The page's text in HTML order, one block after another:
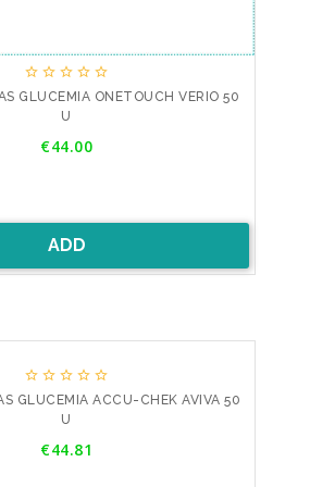
    
GLUCEMIA ONETOUCH VERIO 50
U
€44.00
ADD
    
GLUCEMIA ACCU-CHEK AVIVA 50
U
€44.81